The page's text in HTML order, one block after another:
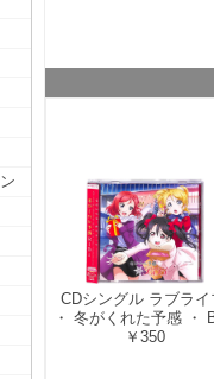
CDシングル ラブライ
・ 冬がくれた予感 ・
￥350